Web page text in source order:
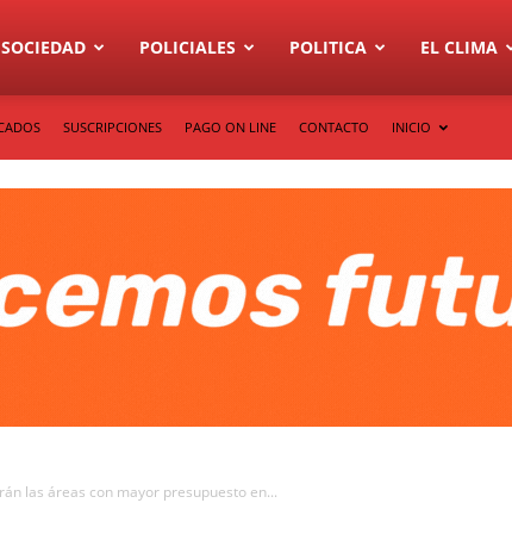
SOCIEDAD POLICIALES POLITICA EL CLIMA
SUSCRIPCIONES PAGO ON LINE CONTACTO INICIO
las áreas con mayor presupuesto en...